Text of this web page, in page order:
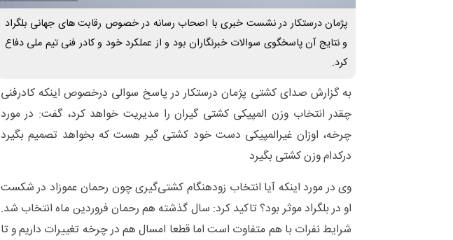
پژمان درستکار در نشست خبری با اصحاب رسانه در خصوص رقابت های جهانی بلگراد
و نتایج آن پاسخگوی سوالات خبرنگاران بود و از عملکرد خود و کادر فنی تیم ملی دفاع
کرد.
به گزارش صدای کشتی پژمان درستکار در پاسخ سوالی درخصوص اینکه کادرفنی
چقدر انتخاب وزن المپیکی کشتی گیران را مدیریت خواهد کرد، گفت: در مورد
چرخه، اوزان غیرالمپیکی دست خود کشتی گیر هست که بخواهد تصمیم بگیرد
درکدام وزن کشتی بگیرد
وی در مورد اینکه آیا انتخاب زودهنگام کشتی‌گیری چون رحمان عموزاد در شکست
او در بلگراد موثر بود؟ تاکید کرد: سال گذشته هم رحمان فروردین ماه انتخاب شد.
شرایط نفرات با هم متفاوت است اما قطعا امسال هم در چرخه تغییرات داریم و تا